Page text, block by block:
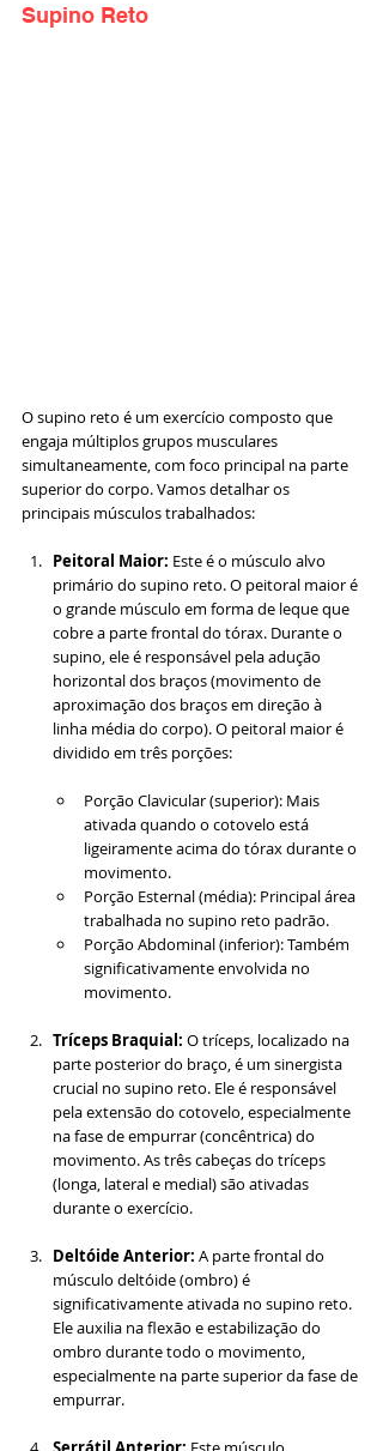
Supino Reto
O supino reto é um exercício composto que
engaja múltiplos grupos musculares
simultaneamente, com foco principal na parte
superior do corpo. Vamos detalhar os
principais músculos trabalhados:
Peitoral Maior: Este é o músculo alvo
primário do supino reto. O peitoral maior é
o grande músculo em forma de leque que
cobre a parte frontal do tórax. Durante o
supino, ele é responsável pela adução
horizontal dos braços (movimento de
aproximação dos braços em direção à
linha média do corpo). O peitoral maior é
dividido em três porções:
Porção Clavicular (superior): Mais
ativada quando o cotovelo está
ligeiramente acima do tórax durante o
movimento.
Porção Esternal (média): Principal área
trabalhada no supino reto padrão.
Porção Abdominal (inferior): Também
significativamente envolvida no
movimento.
Tríceps Braquial: O tríceps, localizado na
parte posterior do braço, é um sinergista
crucial no supino reto. Ele é responsável
pela extensão do cotovelo, especialmente
na fase de empurrar (concêntrica) do
movimento. As três cabeças do tríceps
(longa, lateral e medial) são ativadas
durante o exercício.
Deltóide Anterior: A parte frontal do
músculo deltóide (ombro) é
significativamente ativada no supino reto.
Ele auxilia na flexão e estabilização do
ombro durante todo o movimento,
especialmente na parte superior da fase de
empurrar.